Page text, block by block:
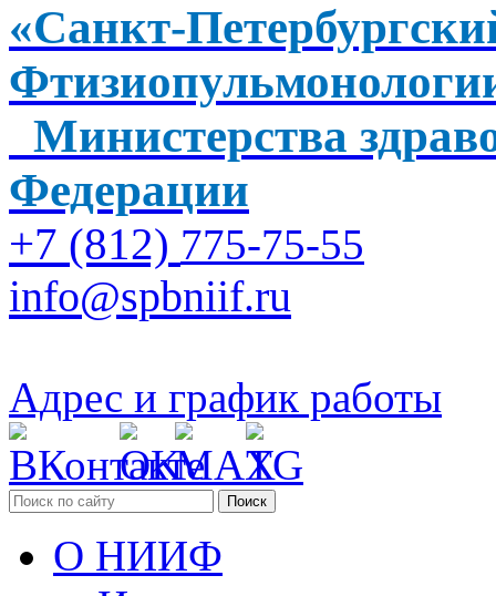
«Санкт-
Министерства
Федерации
+7 (812) 775-75-55
info@spbniif.ru
Адрес и график работы
Поиск
О НИИФ